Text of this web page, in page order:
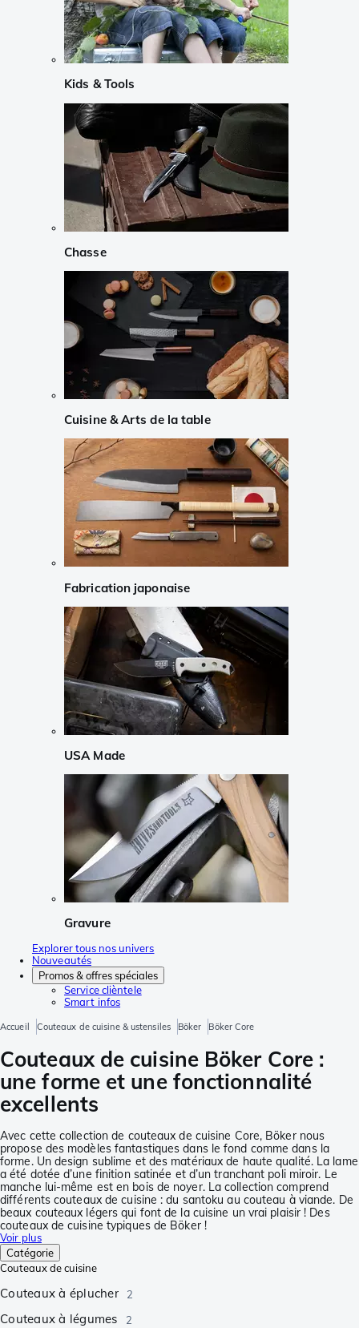
Kids & Tools
Chasse
Cuisine & Arts de la table
Fabrication japonaise
USA Made
Gravure
Explorer tous nos univers
Nouveautés
Promos & offres spéciales
Service clièntele
Smart infos
Accueil Couteaux de cuisine & ustensiles Böker Böker Core
Couteaux de cuisine Böker Core :
une forme et une fonctionnalité
excellents
Avec cette collection de couteaux de cuisine Core, Böker nous
propose des modèles fantastiques dans le fond comme dans la
forme. Un design sublime et des matériaux de haute qualité. La lame
a été dotée d’une finition satinée et d’un tranchant poli miroir. Le
manche lui-même est en bois de noyer. La collection comprend
différents couteaux de cuisine : du santoku au couteau à viande. De
beaux couteaux légers qui font de la cuisine un vrai plaisir ! Des
couteaux de cuisine typiques de Böker !
Voir plus
Catégorie
Couteaux de cuisine
Couteaux à éplucher 2
Couteaux à légumes 2